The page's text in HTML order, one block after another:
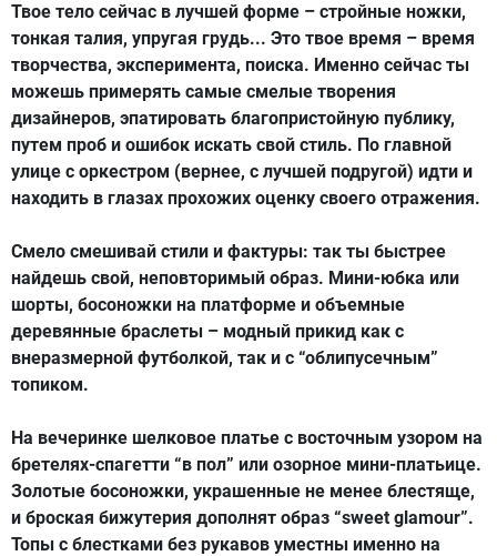
Твое тело сейчас в лучшей форме – стройные ножки,
тонкая талия, упругая грудь... Это твое время – время
творчества, эксперимента, поиска. Именно сейчас ты
можешь примерять самые смелые творения
дизайнеров, эпатировать благопристойную публику,
путем проб и ошибок искать свой стиль. По главной
улице с оркестром (вернее, с лучшей подругой) идти и
находить в глазах прохожих оценку своего отражения.
Смело смешивай стили и фактуры: так ты быстрее
найдешь свой, неповторимый образ. Мини-юбка или
шорты, босоножки на платформе и объемные
деревянные браслеты – модный прикид как с
внеразмерной футболкой, так и с “облипусечным”
топиком.
На вечеринке шелковое платье с восточным узором на
бретелях-спагетти “в пол” или озорное мини-платьице.
Золотые босоножки, украшенные не менее блестяще,
и броская бижутерия дополнят образ “sweet glamour”.
Топы с блестками без рукавов уместны именно на